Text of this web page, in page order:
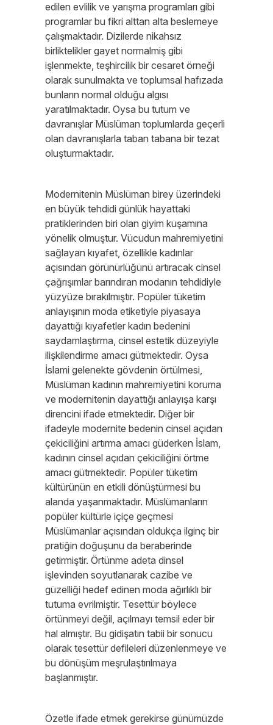
edilen evlilik ve yarışma programları gibi
programlar bu fikri alttan alta beslemeye
çalışmaktadır. Dizilerde nikahsız
birliktelikler gayet normalmiş gibi
işlenmekte, teşhircilik bir cesaret örneği
olarak sunulmakta ve toplumsal hafızada
bunların normal olduğu algısı
yaratılmaktadır. Oysa bu tutum ve
davranışlar Müslüman toplumlarda geçerli
olan davranışlarla taban tabana bir tezat
oluşturmaktadır.
Modernitenin Müslüman birey üzerindeki
en büyük tehdidi günlük hayattaki
pratiklerinden biri olan giyim kuşamına
yönelik olmuştur. Vücudun mahremiyetini
sağlayan kıyafet, özellikle kadınlar
açısından görünürlüğünü artıracak cinsel
çağrışımlar barındıran modanın tehdidiyle
yüzyüze bırakılmıştır. Popüler tüketim
anlayışının moda etiketiyle piyasaya
dayattığı kıyafetler kadın bedenini
saydamlaştırma, cinsel estetik düzeyiyle
ilişkilendirme amacı gütmektedir. Oysa
İslami gelenekte gövdenin örtülmesi,
Müslüman kadının mahremiyetini koruma
ve modernitenin dayattığı anlayışa karşı
direncini ifade etmektedir. Diğer bir
ifadeyle modernite bedenin cinsel açıdan
çekiciliğini artırma amacı güderken İslam,
kadının cinsel açıdan çekiciliğini örtme
amacı gütmektedir. Popüler tüketim
kültürünün en etkili dönüştürmesi bu
alanda yaşanmaktadır. Müslümanların
popüler kültürle içiçe geçmesi
Müslümanlar açısından oldukça ilginç bir
pratiğin doğuşunu da beraberinde
getirmiştir. Örtünme adeta dinsel
işlevinden soyutlanarak cazibe ve
güzelliği hedef edinen moda ağırlıklı bir
tutuma evrilmiştir. Tesettür böylece
örtünmeyi değil, açılmayı temsil eder bir
hal almıştır. Bu gidişatın tabii bir sonucu
olarak tesettür defileleri düzenlenmeye ve
bu dönüşüm meşrulaştırılmaya
başlanmıştır.
Özetle ifade etmek gerekirse günümüzde